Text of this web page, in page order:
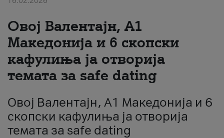
#ПодобарОнлајн
Овој Валентајн, A1
Македонија и 6 скопски
кафулиња ја отворија
темата за safe dating
Овој Валентајн, A1 Македонија и 6
скопски кафулиња ја отворија
темата за safe dating